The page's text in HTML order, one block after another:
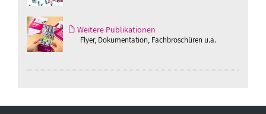
Weitere Publikationen
Flyer, Dokumentation, Fachbroschüren u.a.